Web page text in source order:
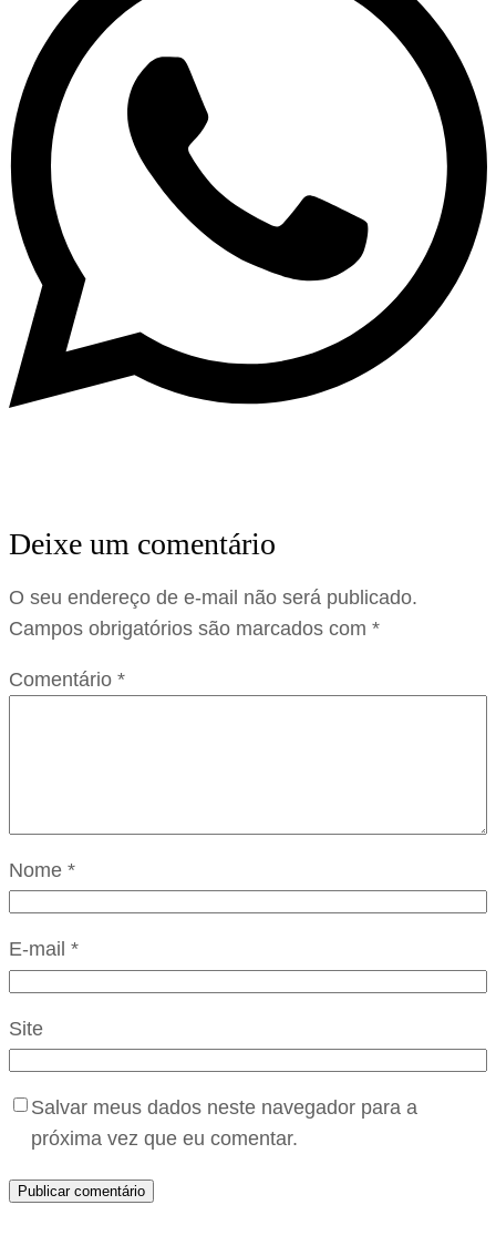
Deixe um comentário
O seu endereço de e-mail não será publicado.
Campos obrigatórios são marcados com *
Comentário *
Nome *
E-mail *
Site
Salvar meus dados neste navegador para a
próxima vez que eu comentar.